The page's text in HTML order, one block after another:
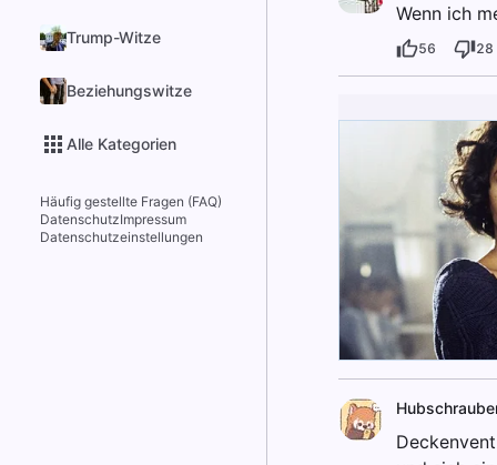
Trump-Witze
Beziehungswitze
Alle Kategorien
Häufig gestellte Fragen (FAQ)
DatenschutzImpressum
Datenschutzeinstellungen
Wenn ich
56 28